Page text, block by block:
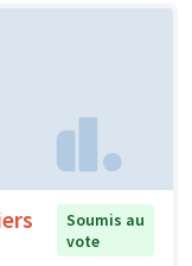
Soumis au
vote